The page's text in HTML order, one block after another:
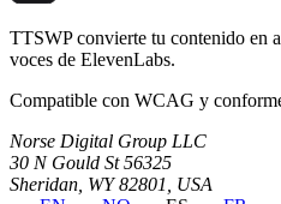
TTSWP convierte tu contenido en
voces de ElevenLabs.
Compatible con WCAG y
Norse Digital Group LLC
30 N Gould St 56325
Sheridan, WY 82801, USA